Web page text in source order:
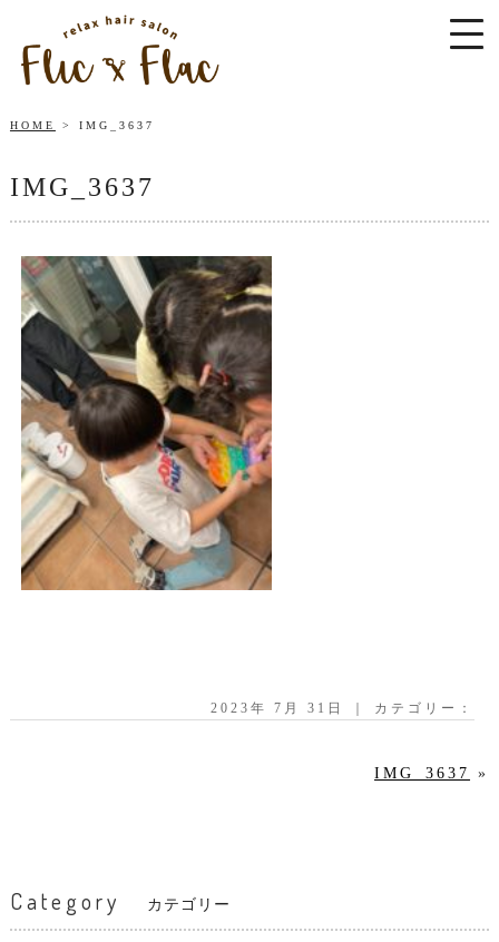
HOME IMG_3637
IMG_3637
2023年 7月 31日 ｜ カテゴリー：
IMG_3637 »
Category カテゴリー